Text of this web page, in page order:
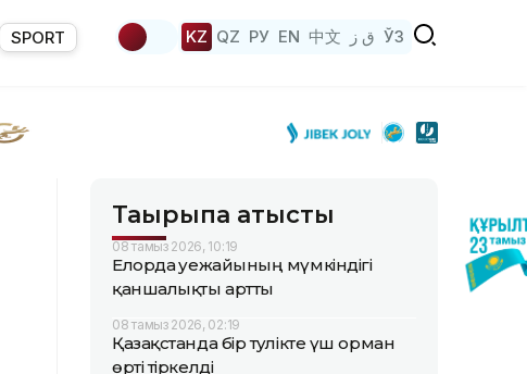
SPORT KZ QZ РУ EN 中文 ق ز ЎЗ
Тақырыпқа қатысты
08 тамыз 2026, 10:19
Елорда әуежайының мүмкіндігі
қаншалықты артты
08 тамыз 2026, 02:19
Қазақстанда бір тәулікте үш орман
өрті тіркелді